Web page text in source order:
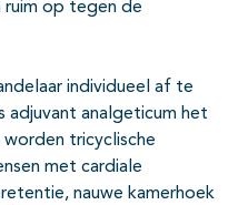
ruim op tegen de
individueel af te
adjuvant analgeticum het
tricyclische
met cardiale
nauwe kamerhoek